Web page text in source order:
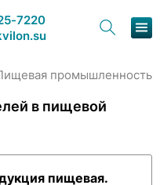
7220
промышленность
в пищевой
пищевая.